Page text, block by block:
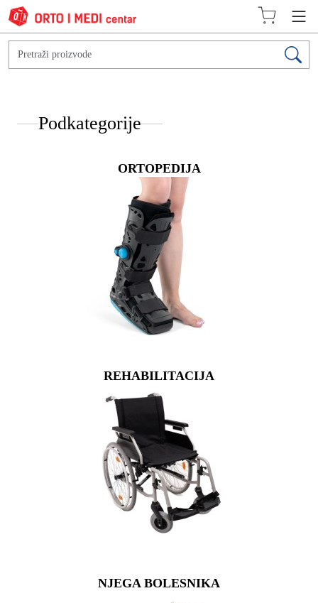
Podkategorije
ORTOPEDIJA
REHABILITACIJA
NJEGA BOLESNIKA